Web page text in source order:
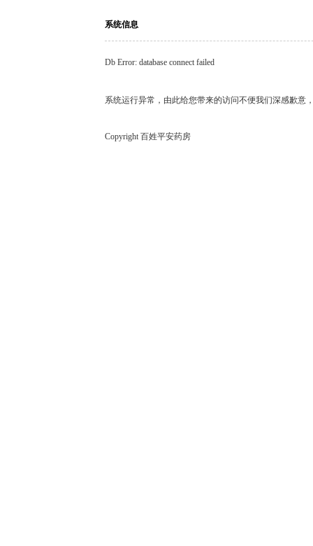
系统信息
Db Error: database connect failed
系统运行异常，由此给您带来的访问不便我们深感歉意
Copyright 百姓平安药房